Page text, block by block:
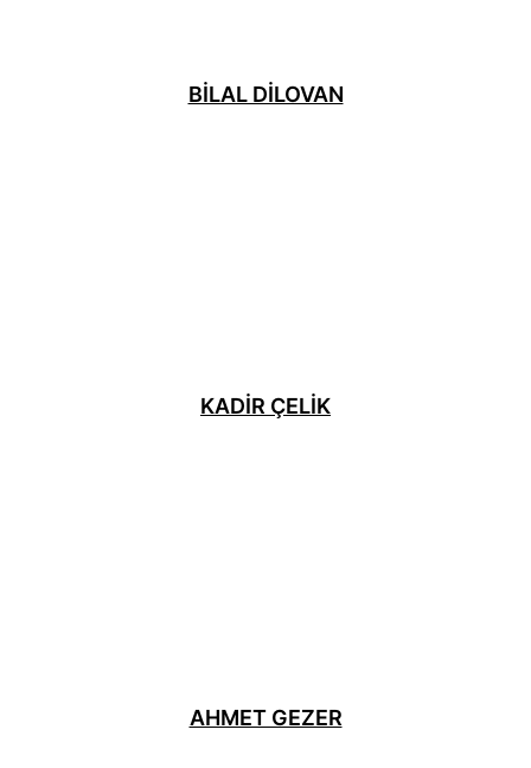
BILAL DILOVAN
KADIR ÇELIK
AHMET GEZER